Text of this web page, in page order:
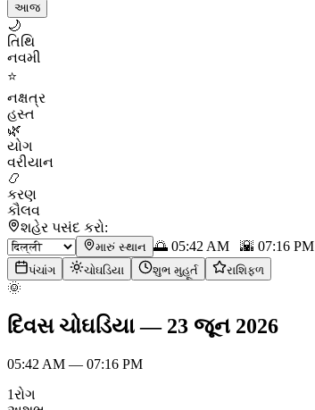
આજ
🌙
તિથિ
નવમી
⭐
નક્ષત્ર
હસ્ત
🌿
યોગ
વરીયાન
📿
કરણ
કૌલવ
શહેર પસંદ કરો:
મારું સ્થાન 🌅 05:42 AM 🌇 07:16 PM
પંચાંગ ચોઘડિયા શુભ મુહૂર્ત રાશિફળ
🌞
દિવસ ચોઘડિયા— 23 જૂન 2026
05:42 AM — 07:16 PM
1રોગ